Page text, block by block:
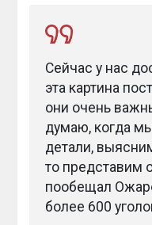
Сейчас у нас
эта картина
они очень
думаю, когда
детали,
то
пообещал
более 600